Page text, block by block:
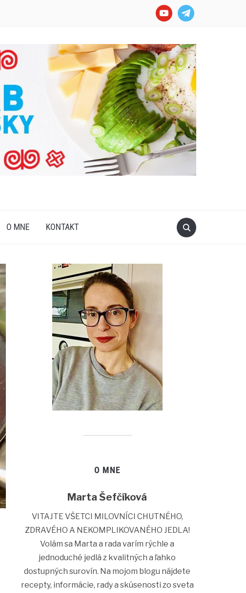
youtubetelegram
O MNE KONTAKT
O MNE
Marta Šefčíková
VITAJTE VŠETCI MILOVNÍCI CHUTNÉHO,
ZDRAVÉHO A NEKOMPLIKOVANÉHO JEDLA!
Volám sa Marta a rada varím rýchle a
jednoduché jedlá z kvalitných a ľahko
dostupných surovín. Na mojom blogu nájdete
recepty, informácie, rady a skúsenosti zo sveta